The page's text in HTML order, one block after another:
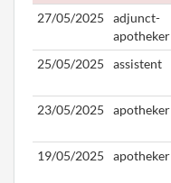
27/05/2025
adjunct-
apotheker
25/05/2025 assistent
23/05/2025 apotheker
19/05/2025 apotheker